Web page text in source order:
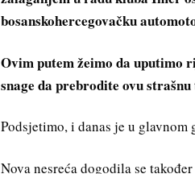
bosanskohercegovačku
Ovim putem žeimo da uputimo
snage da prebrodite ovu
Podsjetimo, i danas je u
Nova nesreća dogodila se